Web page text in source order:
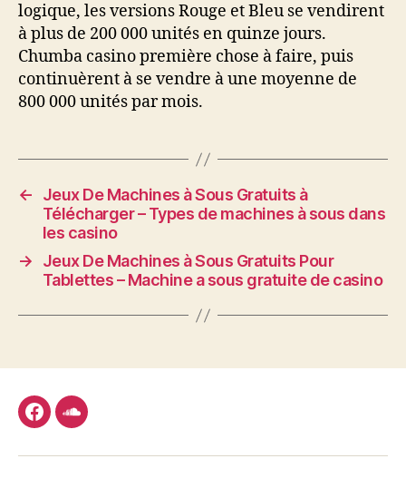
logique, les versions Rouge et Bleu se vendirent
à plus de 200 000 unités en quinze jours.
Chumba casino première chose à faire, puis
continuèrent à se vendre à une moyenne de
800 000 unités par mois.
←
Jeux De Machines à Sous Gratuits à
Télécharger – Types de machines à sous dans
les casino
→
Jeux De Machines à Sous Gratuits Pour
Tablettes – Machine a sous gratuite de casino
facebooksoundcloud